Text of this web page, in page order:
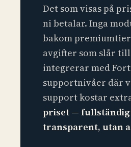
Det som visas på prissidan är det
ni betalar. Inga
bakom
avgifter som slår
integrerar med
supportnivåer där
support kostar
priset —
transparent, utan